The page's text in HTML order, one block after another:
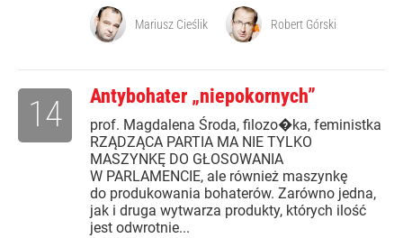
Mariusz Cieślik Robert Górski
Antybohater „niepokornych”
prof. Magdalena Środa, filozo�ka, feministka
RZĄDZĄCA PARTIA MA NIE TYLKO
MASZYNKĘ DO GŁOSOWANIA
W PARLAMENCIE, ale również maszynkę
do produkowania bohaterów. Zarówno jedna,
jak i druga wytwarza produkty, których ilość
jest odwrotnie...
14